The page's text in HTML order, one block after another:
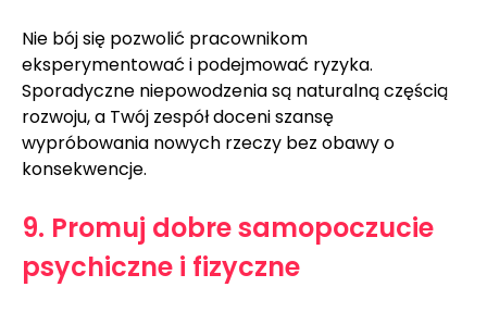
Nie bój się pozwolić pracownikom
eksperymentować i podejmować ryzyka.
Sporadyczne niepowodzenia są naturalną częścią
rozwoju, a Twój zespół doceni szansę
wypróbowania nowych rzeczy bez obawy o
konsekwencje.
9. Promuj dobre samopoczucie
psychiczne i fizyczne